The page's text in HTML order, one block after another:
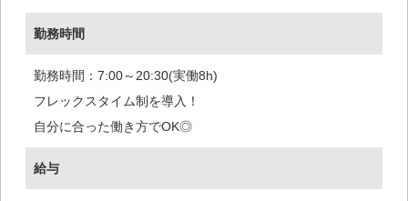
勤務時間
勤務時間：7:00～20:30(実働8h)
フレックスタイム制を導入！
自分に合った働き方でOK◎
給与